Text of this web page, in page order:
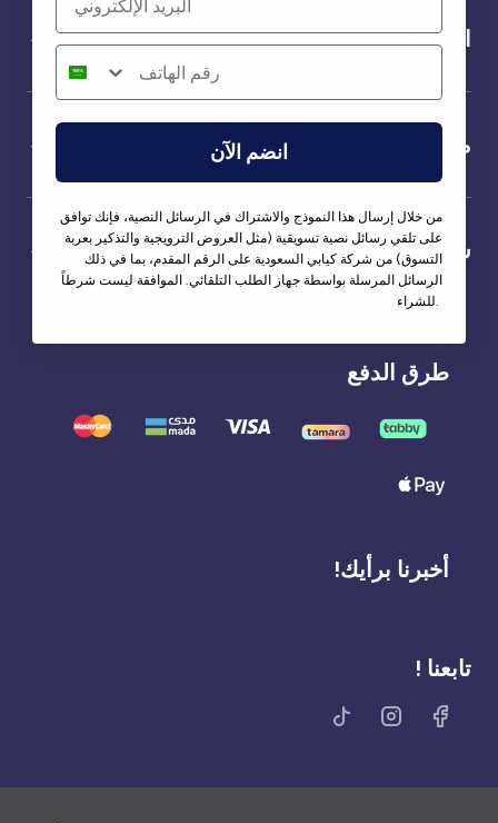
الخدمة
من نحن
شركاؤنا
طرق الدفع
أخبرنا برأيك!
تابعنا !
انضم الآن
من خلال إرسال هذا النموذج والاشتراك في الرسائل النصية، فإنك توافق
على تلقي رسائل نصية تسويقية (مثل العروض الترويجية والتذكير بعربة
التسوق) من شركة كيابي السعودية على الرقم المقدم، بما في ذلك
الرسائل المرسلة بواسطة جهاز الطلب التلقائي. الموافقة ليست شرطاً
للشراء.